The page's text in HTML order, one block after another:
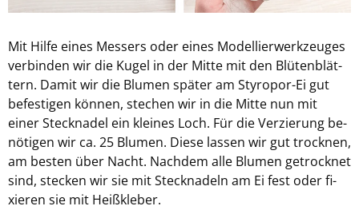
Mit Hilfe eines Mes­sers oder eines Mo­del­lier­werk­zeu­ges
ver­bin­den wir die Kugel in der Mitte mit den Blü­ten­blät­
tern. Damit wir die Blu­men spä­ter am Styropor-​Ei gut
be­fes­ti­gen kön­nen, ste­chen wir in die Mitte nun mit
einer Steck­na­del ein klei­nes Loch. Für die Ver­zie­rung be­
nö­ti­gen wir ca. 25 Blu­men. Diese las­sen wir gut trock­nen,
am bes­ten über Nacht. Nach­dem alle Blu­men ge­trock­net
sind, ste­cken wir sie mit Steck­na­deln am Ei fest oder fi­
xie­ren sie mit Heiß­kle­ber.